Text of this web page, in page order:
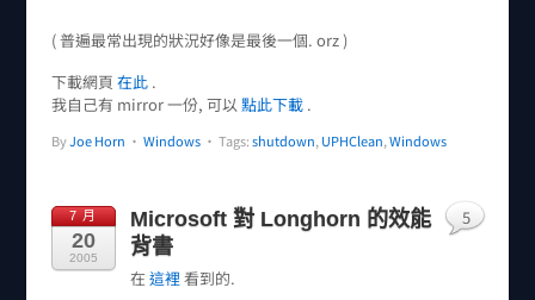
( 普遍最常出現的狀況好像是最後一個. orz )
下載網頁 在此.
我自己有 mirror 一份, 可以 點此下載.
ByJoe Horn • Windows • Tags:shutdown,UPHClean,Windows
7 月
20
2005
Microsoft 對 Longhorn 的效能
背書
在 這裡 看到的.
5